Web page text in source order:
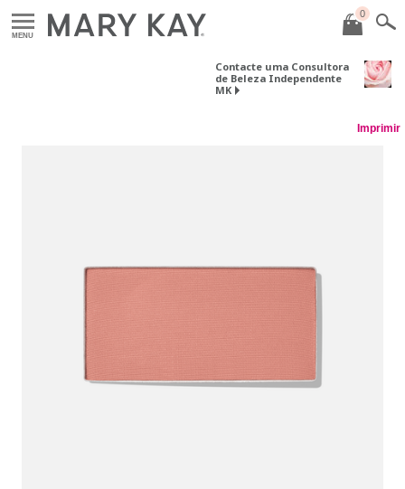
MENU
0
Contacte uma Consultora
de Beleza Independente
MK
Imprimir